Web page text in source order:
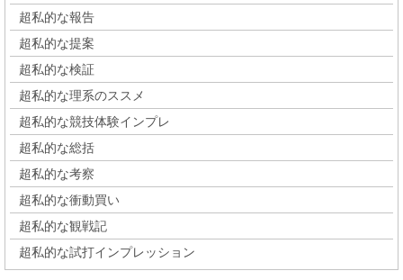
超私的な報告
超私的な提案
超私的な検証
超私的な理系のススメ
超私的な競技体験インプレ
超私的な総括
超私的な考察
超私的な衝動買い
超私的な観戦記
超私的な試打インプレッション